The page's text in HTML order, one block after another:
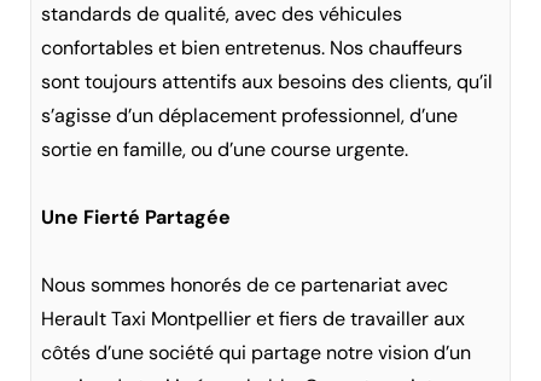
standards de qualité, avec des véhicules
confortables et bien entretenus. Nos chauffeurs
sont toujours attentifs aux besoins des clients, qu’il
s’agisse d’un déplacement professionnel, d’une
sortie en famille, ou d’une course urgente.
Une Fierté Partagée
Nous sommes honorés de ce partenariat avec
Herault Taxi Montpellier et fiers de travailler aux
côtés d’une société qui partage notre vision d’un